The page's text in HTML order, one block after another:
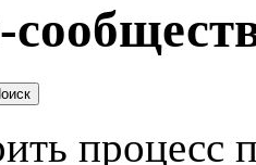
процесс